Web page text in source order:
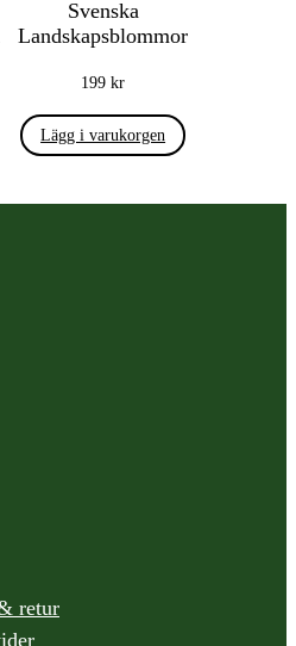
Svenska
Landskapsblommor
199kr
Lägg i varukorgen
retur